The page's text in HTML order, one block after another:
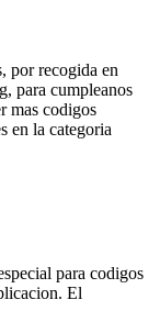
por recogida en
para cumpleanos
mas codigos
en la categoria
para codigos
El